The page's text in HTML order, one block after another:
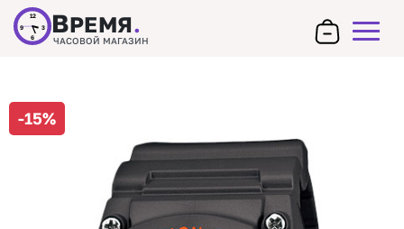
12
3
6
9 ВРЕМЯ.
ЧАСОВОЙ МАГАЗИН
-15%